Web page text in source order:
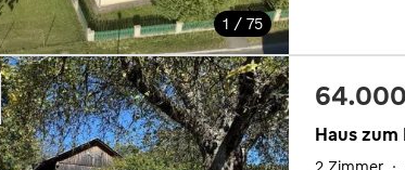
1 / 75
Haus zum